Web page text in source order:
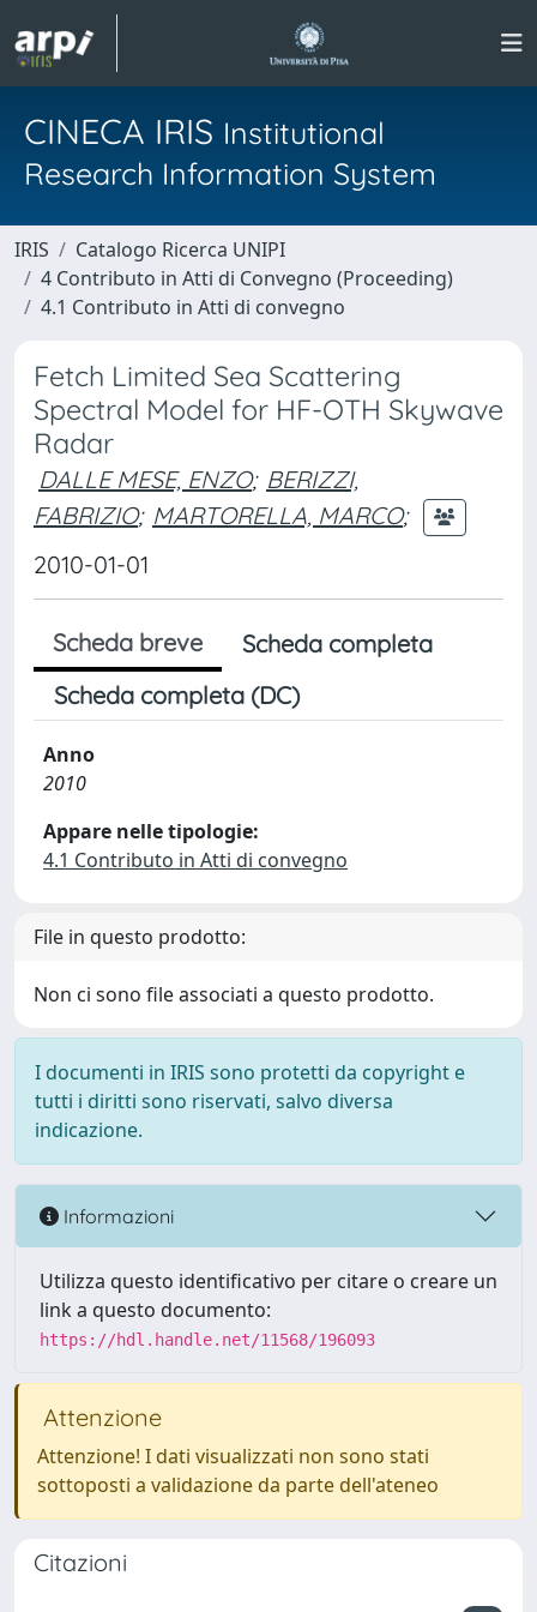
CINECA IRIS Institutional
Research Information System
IRIS
Catalogo Ricerca UNIPI
4 Contributo in Atti di Convegno (Proceeding)
4.1 Contributo in Atti di convegno
Fetch Limited Sea Scattering
Spectral Model for HF-OTH Skywave
Radar
DALLE MESE, ENZO; BERIZZI,
FABRIZIO; MARTORELLA, MARCO;
2010-01-01
Scheda breve
Scheda completa
Scheda completa (DC)
Anno
2010
Appare nelle tipologie:
4.1 Contributo in Atti di convegno
File in questo prodotto:
Non ci sono file associati a questo prodotto.
I documenti in IRIS sono protetti da copyright e
tutti i diritti sono riservati, salvo diversa
indicazione.
Informazioni
Utilizza questo identificativo per citare o creare un
link a questo documento:
https://hdl.handle.net/11568/196093
Attenzione
Attenzione! I dati visualizzati non sono stati
sottoposti a validazione da parte dell'ateneo
Citazioni